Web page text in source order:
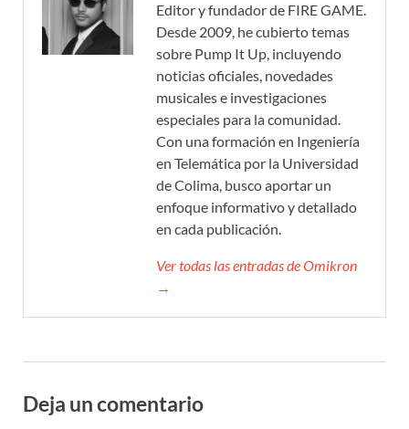
Editor y fundador de FIRE GAME.
Desde 2009, he cubierto temas
sobre Pump It Up, incluyendo
noticias oficiales, novedades
musicales e investigaciones
especiales para la comunidad.
Con una formación en Ingeniería
en Telemática por la Universidad
de Colima, busco aportar un
enfoque informativo y detallado
en cada publicación.
Ver todas las entradas de Omikron
→
Deja un comentario